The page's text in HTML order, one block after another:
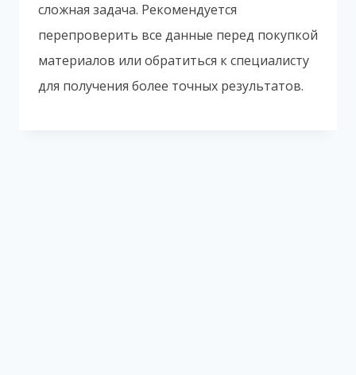
сложная задача. Рекомендуется
перепроверить все данные перед покупкой
материалов или обратиться к специалисту
для получения более точных результатов.